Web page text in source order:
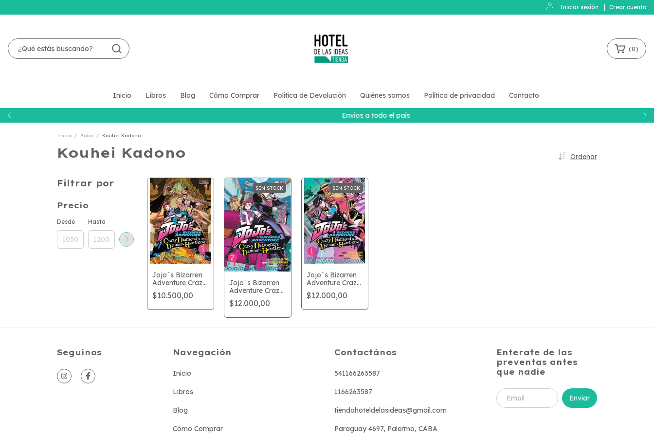
Iniciar sesión Crear cuenta
Envíos a todo el país
(0)
Inicio Libros Blog Cómo Comprar Política de Devolución Quiénes somos Política de privacidad Contacto
Inicio / Autor / Kouhei Kadono
Kouhei Kadono Ordenar
Filtrar por
Precio
Desde Hasta
Jojo´s Bizarren
Adventure Crazy
Diamond´s
Demonic
$10.500,00
SIN STOCK
Jojo´s Bizarren
Adventure Crazy
Diamond´s
Demonic
$12.000,00
SIN STOCK
Jojo´s Bizarren
Adventure Crazy
Diamond´s
Demonic
$12.000,00
Seguinos Navegación
Inicio
Libros
Blog
Cómo Comprar
Contactános
541166263587
1166263587
tiendahoteldelasideas@gmail.com
Paraguay 4697, Palermo, CABA
Enterate de las
preventas antes
que nadie